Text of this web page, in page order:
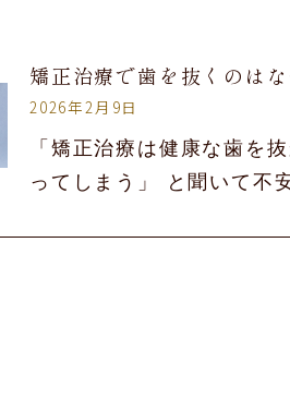
矯正治療で歯を抜くのは
2026年2月9日
「矯正治療は健康な歯を
ってしまう」 と聞いて不